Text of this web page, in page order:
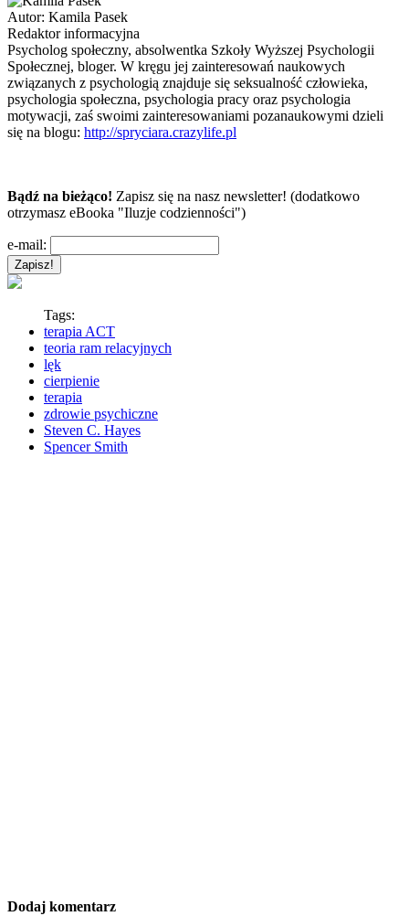
Autor: Kamila Pasek
Redaktor informacyjna
Psycholog społeczny, absolwentka Szkoły Wyższej Psychologii
Społecznej, bloger. W kręgu jej zainteresowań naukowych
związanych z psychologią znajduje się seksualność człowieka,
psychologia społeczna, psychologia pracy oraz psychologia
motywacji, zaś swoimi zainteresowaniami pozanaukowymi dzieli
się na blogu: http://spryciara.crazylife.pl
Bądź na bieżąco! Zapisz się na nasz newsletter! (dodatkowo
otrzymasz eBooka "Iluzje codzienności")
e-mail:
Tags:
terapia ACT
teoria ram relacyjnych
lęk
cierpienie
terapia
zdrowie psychiczne
Steven C. Hayes
Spencer Smith
Dodaj komentarz